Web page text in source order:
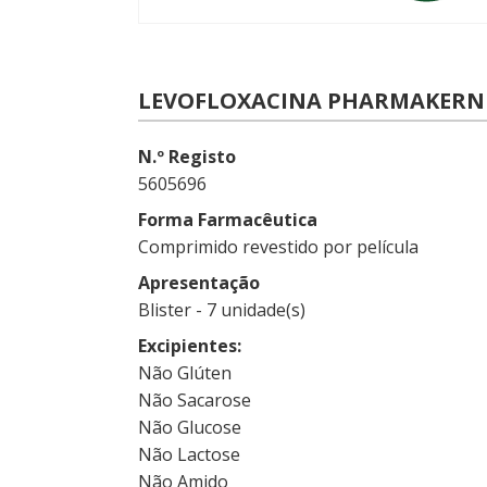
LEVOFLOXACINA
N.º Registo
5605696
Forma Farmacêutica
Comprimido revestido por película
Apresentação
Blister - 7 unidade(s)
Excipientes
Não Glúten
Não Sacarose
Não Glucose
Não Lactose
Não Amido